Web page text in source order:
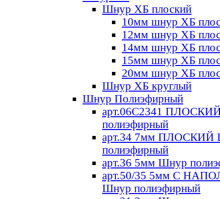
Шнур ХБ плоский
10мм шнур ХБ
12мм шнур ХБ
14мм шнур ХБ
15мм шнур ХБ
20мм шнур ХБ
Шнур ХБ круглый
Шнур Полиэфирный
арт.06С2341
полиэфирный
арт.34 7мм ПЛОСКИЙ
полиэфирный
арт.36 5мм Шнур
арт.50/35 5мм С
Шнур полиэфирный